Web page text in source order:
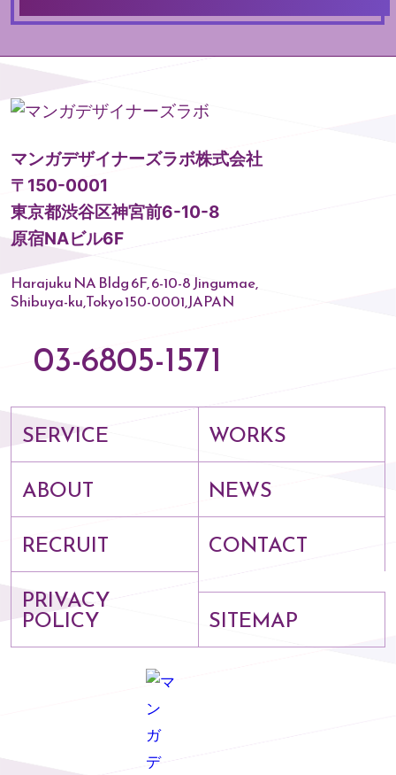
マンガデザイナーズラボ株式会社
〒150-0001
東京都渋谷区神宮前6-10-8
原宿NAビル6F
Harajuku NA Bldg 6F, 6-10-8 Jingumae,
Shibuya-ku,Tokyo 150-0001,JAPAN
03-6805-1571
SERVICE
WORKS
ABOUT
NEWS
RECRUIT
CONTACT
PRIVACY
POLICY SITEMAP